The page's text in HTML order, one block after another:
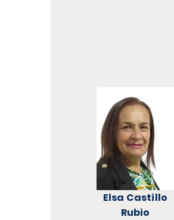
Elsa Castillo
Rubio